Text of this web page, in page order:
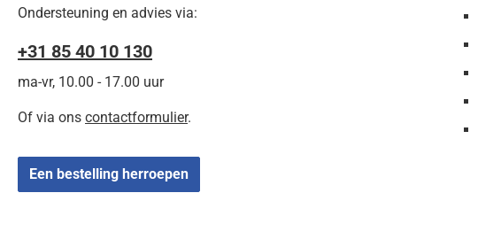
Ondersteuning en advies via:
+31 85 40 10 130
ma-vr, 10.00 - 17.00 uur
Of via ons contactformulier.
Een bestelling herroepen